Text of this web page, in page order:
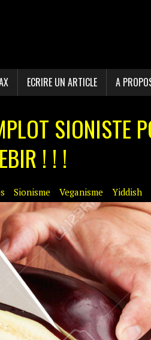
ECRIRE UN ARTICLE A
SIONISTE
! ! !
Sionisme Veganisme Yiddish